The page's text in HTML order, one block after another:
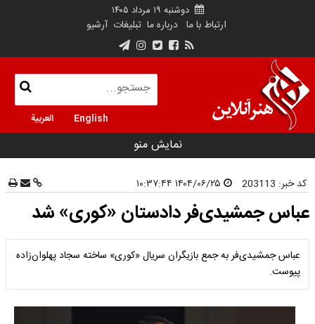
دوشنبه ۱۹ مرداد ۱۴۰۵
ارتباط با ما درباره ما تبلیغات آرشیو
English العربية
نمایش منو
کد خبر: 203113
عباس جمشیدی‌فر دادستان «کوری» شد
عباس جمشیدی‌فر به جمع بازیگران سریال «کوری» ساخته سجاد پهلوان‌زاده
پیوست.